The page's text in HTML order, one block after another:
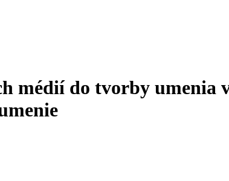
médií do tvorby umenia